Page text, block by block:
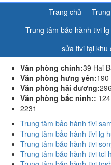
Trang chủ
Trung tâm bảo hành tivi lg
sửa tivi tại khu
Văn phòng chính:39 Hai
Văn phòng hưng yên:190
Văn phòng hải dương:
Văn phòng bắc ninh::
2231
Trung tâm bảo hành tivi
Trung tâm bảo hành tivi lg
Trung tâm bảo hành tivi
Trung tâm bảo hành tivi tcl